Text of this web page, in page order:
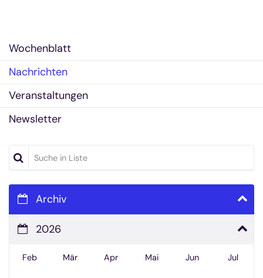
Wochenblatt
Nachrichten
Veranstaltungen
Newsletter
Suche in Liste
Archiv
2026
Feb Mär Apr Mai Jun Jul